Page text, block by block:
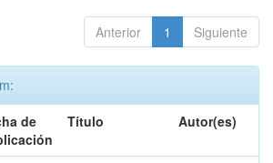
Anterior 1 Siguiente
de
Título Autor(es)